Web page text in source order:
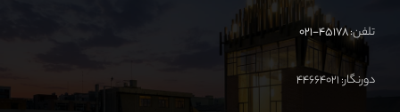
تلفن:۴۵۱۷۸-۰۲۱
دورنگار: ۴۴۶۶۴۰۲۱